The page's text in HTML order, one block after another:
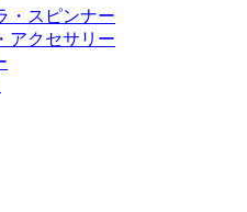
・スピンナー
アクセサリー